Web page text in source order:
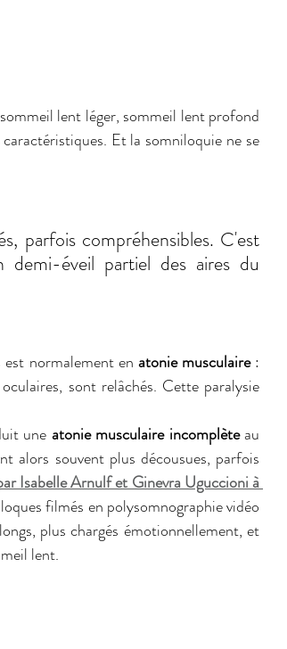
lent léger, sommeil lent profond
Et la somniloquie ne se
parfois compréhensibles. C'est
éveil partiel des aires du
est normalement en atonie musculaire :
sont relâchés. Cette paralysie
une atonie musculaire incomplète au
alors souvent plus décousues, parfois
Isabelle Arnulf et Ginevra Uguccioni à
filmés en polysomnographie vidéo
plus chargés émotionnellement, et
lent.